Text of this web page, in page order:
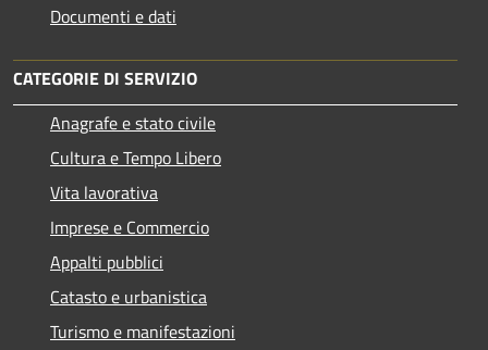
Documenti e dati
CATEGORIE DI SERVIZIO
Anagrafe e stato civile
Cultura e Tempo Libero
Vita lavorativa
Imprese e Commercio
Appalti pubblici
Catasto e urbanistica
Turismo e manifestazioni